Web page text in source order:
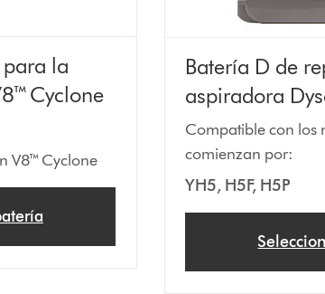
para la
Cyclone
V8™ Cyclone
Batería D de
aspiradora
Compatible con los
comienzan por:
YH5, H5F, H5P